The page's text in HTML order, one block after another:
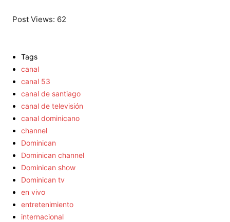
Post Views: 62
Tags
canal
canal 53
canal de santiago
canal de televisión
canal dominicano
channel
Dominican
Dominican channel
Dominican show
Dominican tv
en vivo
entretenimiento
internacional